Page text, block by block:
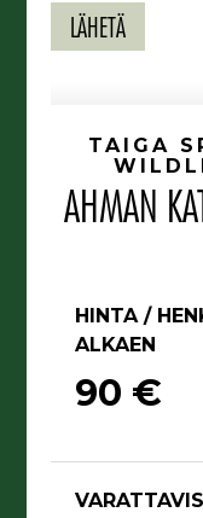
TAIGA
AHMAN
HINTA /
ALKAEN
90 €